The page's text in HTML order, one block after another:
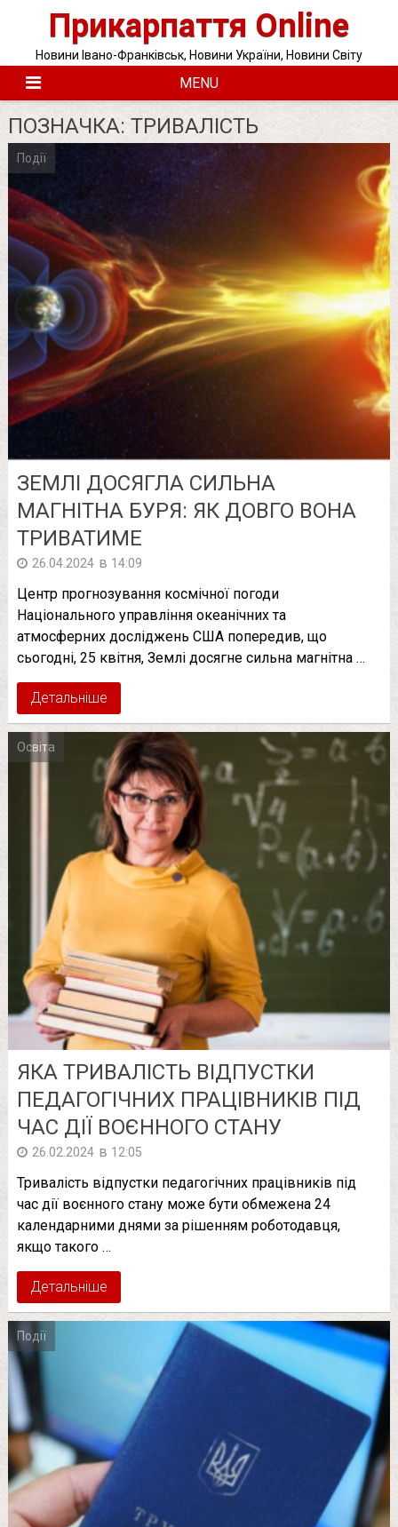
Прикарпаття Online
Новини Івано-Франківськ, Новини України, Новини Світу
MENU
ПОЗНАЧКА: ТРИВАЛІСТЬ
Події
ЗЕМЛІ ДОСЯГЛА СИЛЬНА
МАГНІТНА БУРЯ: ЯК ДОВГО ВОНА
ТРИВАТИМЕ
26.04.2024 в 14:09
Центр прогнозування космічної погоди
Національного управління океанічних та
атмосферних досліджень США попередив, що
сьогодні, 25 квітня, Землі досягне сильна магнітна …
Детальніше
Освіта
ЯКА ТРИВАЛІСТЬ ВІДПУСТКИ
ПЕДАГОГІЧНИХ ПРАЦІВНИКІВ ПІД
ЧАС ДІЇ ВОЄННОГО СТАНУ
26.02.2024 в 12:05
Тривалість відпустки педагогічних працівників під
час дії воєнного стану може бути обмежена 24
календарними днями за рішенням роботодавця,
якщо такого …
Детальніше
Події
Posts
pagination